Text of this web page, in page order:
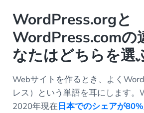
WordPress.orgと
WordPress.comの
なたはどちらを選
Webサイトを作るとき、よく
レス）という単語を耳にします。
2020年現在日本でのシェアが